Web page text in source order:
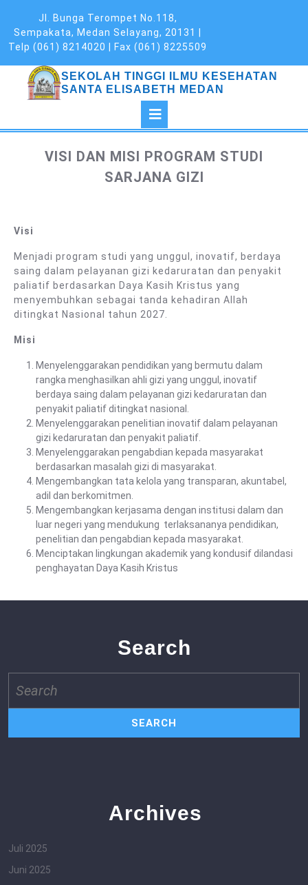
content
Jl. Bunga Terompet No.118,
Sempakata, Medan Selayang, 20131 |
Telp (061) 8214020 | Fax (061) 8225509
SEKOLAH TINGGI ILMU KESEHATAN
SANTA ELISABETH MEDAN
Button
VISI DAN MISI PROGRAM STUDI
SARJANA GIZI
Visi
Menjadi program studi yang unggul, inovatif, berdaya
saing dalam pelayanan gizi kedaruratan dan penyakit
paliatif berdasarkan Daya Kasih Kristus yang
menyembuhkan sebagai tanda kehadiran Allah
ditingkat Nasional tahun 2027.
Misi
Menyelenggarakan pendidikan yang bermutu dalam
rangka menghasilkan ahli gizi yang unggul, inovatif
berdaya saing dalam pelayanan gizi kedaruratan dan
penyakit paliatif ditingkat nasional.
Menyelenggarakan penelitian inovatif dalam pelayanan
gizi kedaruratan dan penyakit paliatif.
Menyelenggarakan pengabdian kepada masyarakat
berdasarkan masalah gizi di masyarakat.
Mengembangkan tata kelola yang transparan, akuntabel,
adil dan berkomitmen.
Mengembangkan kerjasama dengan institusi dalam dan
luar negeri yang mendukung terlaksananya pendidikan,
penelitian dan pengabdian kepada masyarakat.
Menciptakan lingkungan akademik yang kondusif dilandasi
penghayatan Daya Kasih Kristus
Search
for:
Archives
Juli 2025
Juni 2025